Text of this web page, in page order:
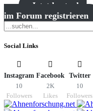
Jetzt kostenlos
im Forum registrieren
Social Links
Instagram
10
Followers
Facebook
2K
Likes
Twitter
10
Followers